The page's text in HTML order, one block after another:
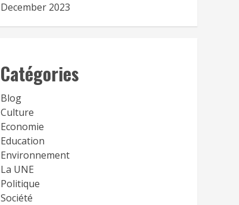
December 2023
Catégories
Blog
Culture
Economie
Education
Environnement
La UNE
Politique
Société